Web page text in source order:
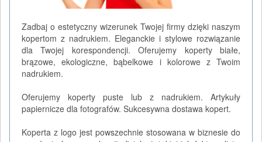
Zadbaj o estetyczny wizerunek Twojej firmy dzięki naszym
kopertom z nadrukiem. Eleganckie i stylowe rozwiązanie
dla Twojej korespondencji. Oferujemy koperty białe,
brązowe, ekologiczne, bąbelkowe i kolorowe z Twoim
nadrukiem.
Oferujemy koperty puste lub z nadrukiem. Artykuły
papiernicze dla fotografów. Sukcesywna dostawa kopert.
Koperta z logo jest powszechnie stosowana w biznesie do